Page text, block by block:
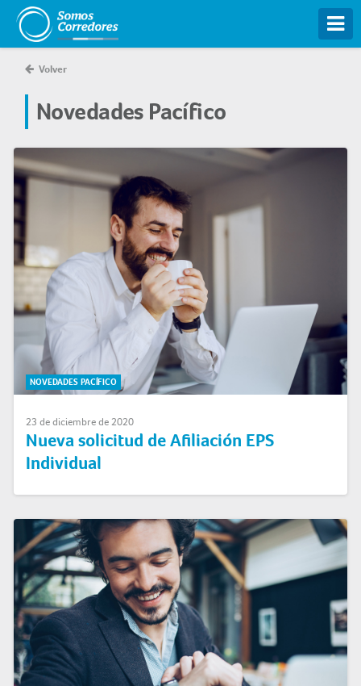
Volver
Novedades Pacífico
NOVEDADES PACÍFICO
23 de diciembre de 2020
Nueva solicitud de Afiliación EPS
Individual